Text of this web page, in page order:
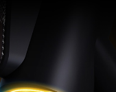
left/right